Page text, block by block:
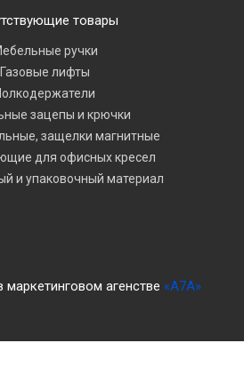
маркетинговом агенстве «A7A»
товары
ручки
Газовые лифты
зацепы и крючки
защелки магнитные
для офисных кресел
и упаковочный материал